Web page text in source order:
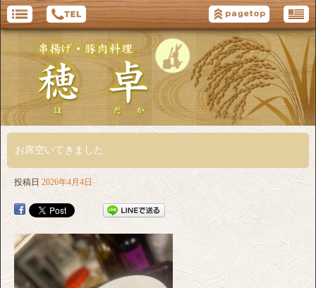
お席空いてきました
投稿日 2026年4月4日